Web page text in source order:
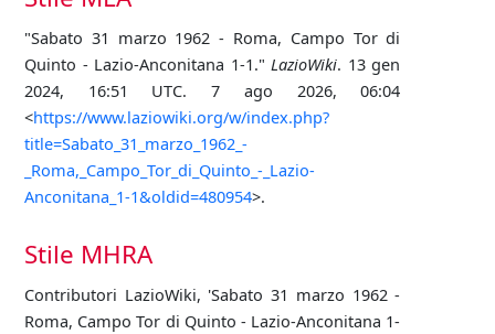
"Sabato 31 marzo 1962 - Roma, Campo Tor di
Quinto - Lazio-Anconitana 1-1."LazioWiki. 13 gen
2024, 16:51 UTC. 7 ago 2026, 06:04
<https://www.laziowiki.org/w/index.php?
title=Sabato_31_marzo_1962_-
_Roma,_Campo_Tor_di_Quinto_-_Lazio-
Anconitana_1-1&oldid=480954>.
Stile MHRA
Contributori LazioWiki, 'Sabato 31 marzo 1962 -
Roma, Campo Tor di Quinto - Lazio-Anconitana 1-